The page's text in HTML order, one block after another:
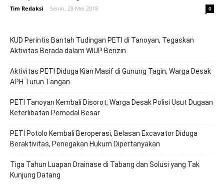
Tim Redaksi - Senin, 28 Mei 2018 0
KUD Perintis Bantah Tudingan PETI di Tanoyan, Tegaskan
Aktivitas Berada dalam WIUP Berizin
Aktivitas PETI Diduga Kian Masif di Gunung Tagin, Warga Desak
APH Turun Tangan
PETI Tanoyan Kembali Disorot, Warga Desak Polisi Usut Dugaan
Keterlibatan Pemodal Besar
PETI Potolo Kembali Beroperasi, Belasan Excavator Diduga
Beraktivitas, Penegakan Hukum Dipertanyakan
Tiga Tahun Luapan Drainase di Tabang dan Solusi yang Tak
Kunjung Datang